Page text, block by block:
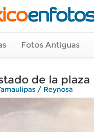
Fotos Antiguas
de la plaza
/ Reynosa